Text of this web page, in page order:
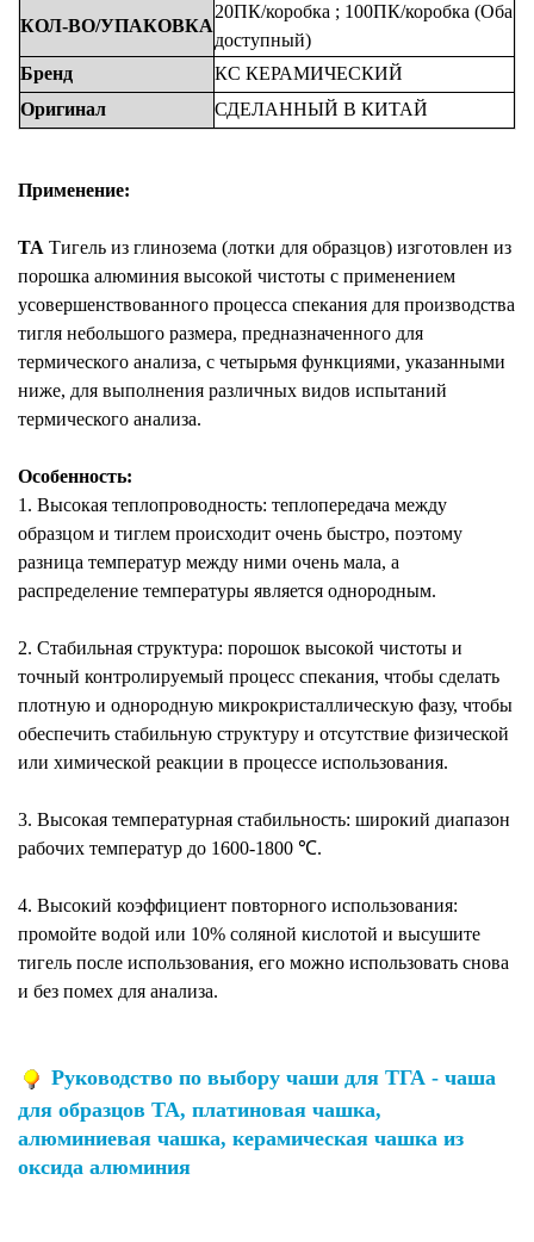
КОЛ-ВО/УПАКОВКА
20ПК/коробка ; 100ПК/коробка (Оба
доступный)
Бренд
КС КЕРАМИЧЕСКИЙ
Оригинал
СДЕЛАННЫЙ В КИТАЙ
Применение:
ТА Тигель из глинозема (лотки для образцов) изготовлен из
порошка алюминия высокой чистоты с применением
усовершенствованного процесса спекания для производства
тигля небольшого размера, предназначенного для
термического анализа, с четырьмя функциями, указанными
ниже, для выполнения различных видов испытаний
термического анализа.
Особенность:
1. Высокая теплопроводность: теплопередача между
образцом и тиглем происходит очень быстро, поэтому
разница температур между ними очень мала, а
распределение температуры является однородным.
2. Стабильная структура: порошок высокой чистоты и
точный контролируемый процесс спекания, чтобы сделать
плотную и однородную микрокристаллическую фазу, чтобы
обеспечить стабильную структуру и отсутствие физической
или химической реакции в процессе использования.
3. Высокая температурная стабильность: широкий диапазон
рабочих температур до 1600-1800 ℃.
4. Высокий коэффициент повторного использования:
промойте водой или 10% соляной кислотой и высушите
тигель после использования, его можно использовать снова
и без помех для анализа.
Руководство по выбору чаши для ТГА - чаша
для образцов ТА, платиновая чашка,
алюминиевая чашка, керамическая чашка из
оксида алюминия